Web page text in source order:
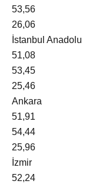
53,56
26,06
İstanbul Anadolu
51,08
53,45
25,46
Ankara
51,91
54,44
25,96
İzmir
52,24